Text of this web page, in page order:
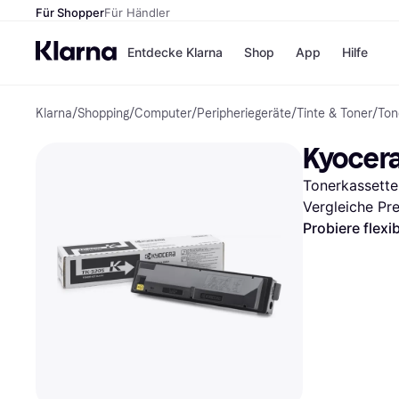
Für ShopperFür Händler
Entdecke Klarna
Zahlungsmethoden
Sofort bezahlen
Bezahle in 3
Teilzahlungen
Bezahle in bis zu 30
Shop
Shops
H&M
Temu
App Hilfe
Klarna/Shopping/Computer/Peripheriegeräte/Tinte & Toner/
Vergleiche
Probiere